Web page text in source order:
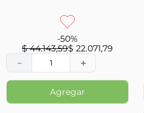
-50%
$ 44.143,59$ 22.071,79
＋
－
Agregar